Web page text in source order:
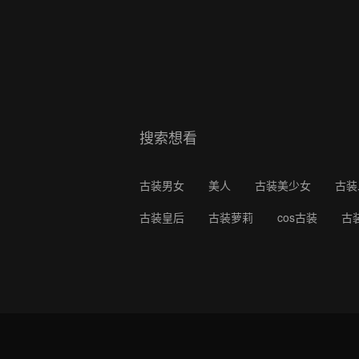
搜索想看
古装男女 美人 古装美少女
古
古装皇后
古装萝莉 cos古装 古